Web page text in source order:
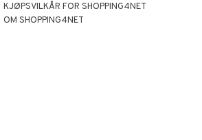
KJØPSVILKÅR FOR SHOPPING4NET
OM SHOPPING4NET